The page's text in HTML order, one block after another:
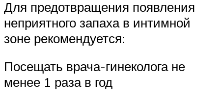
Для предотвращения появления
неприятного запаха в интимной
зоне рекомендуется:
Посещать врача-гинеколога не
менее 1 раза в год